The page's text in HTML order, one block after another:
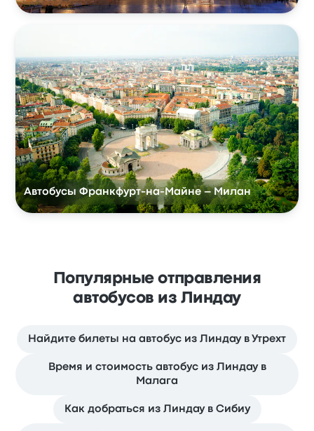
Автобусы Франкфурт-на-Майне – Милан
Популярные отправления
автобусов из Линдау
Найдите билеты на автобус из Линдау в Утрехт
Время и стоимость автобус из Линдау в
Малага
Как добраться из Линдау в Сибиу